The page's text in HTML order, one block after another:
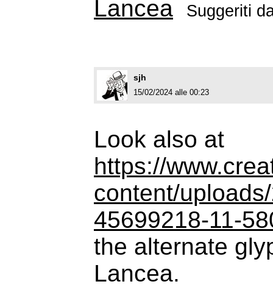
Lancea Suggeriti
sjh
15/02/2024 alle 00:23
Look also at
https://
content/
45699218-11-
the alternate
Lancea.